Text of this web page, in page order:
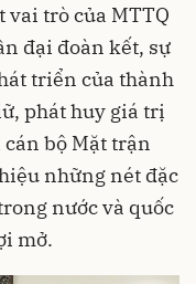
vai trò của MTTQ
đại đoàn kết, sự
triển của thành
phát huy giá trị
bộ Mặt trận
những nét đặc
nước và quốc
mở.